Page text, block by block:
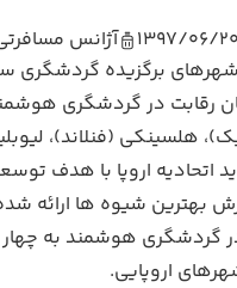
1397/06/20
آژانس
در گردشگری هوشمند 2019 شهرهای
هلسینکی (فنلاند)،
اتحادیه اروپا با هدف
بهترین شیوه ها ارائه
گردشگری هوشمند به چهار
اروپایی.